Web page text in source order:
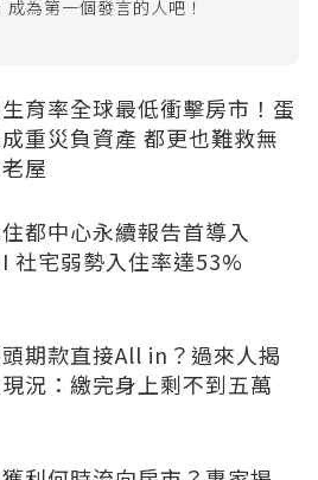
為第一個發言的人吧！
育率全球最低衝擊房市！蛋
重災負資產 都更也難救無
屋
都中心永續報告首導入
社宅弱勢入住率達53%
期款直接All in？過來人揭
況：繳完身上剩不到五萬